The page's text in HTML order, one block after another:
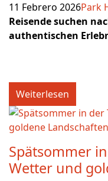
11 Febrero 2026Park
Reisende suchen
authentischen
Weiterlesen
Spätsommer
Wetter und